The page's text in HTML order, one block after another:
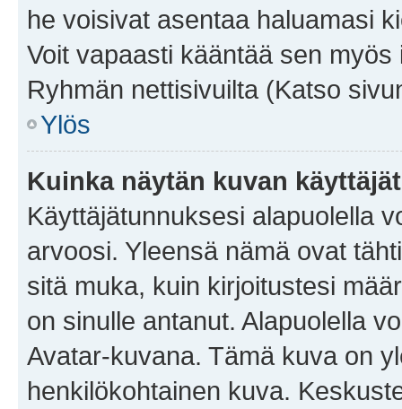
he voisivat asentaa haluamasi
Voit vapaasti kääntää sen
Ryhmän nettisivuilta (Katso
Ylös
Kuinka näytän kuvan
Käyttäjätunnuksesi alapuolella
arvoosi. Yleensä nämä ovat
sitä muka, kuin kirjoitustesi
on sinulle antanut. Alapuolella
Avatar-kuvana. Tämä kuva on
henkilökohtainen kuva.